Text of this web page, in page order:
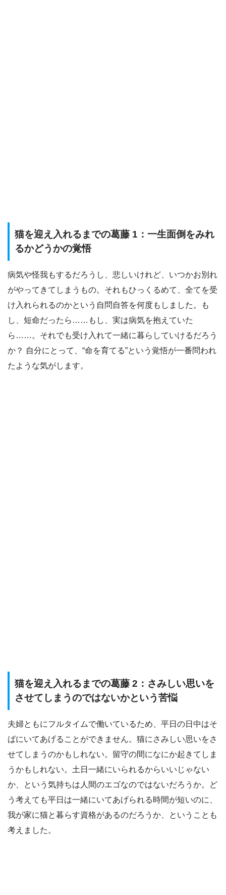
猫を迎え入れるまでの葛藤 1：一生面倒をみれ
るかどうかの覚悟
病気や怪我もするだろうし、悲しいけれど、いつかお別れ
がやってきてしまうもの。それもひっくるめて、全てを受
け入れられるのかという自問自答を何度もしました。も
し、短命だったら……もし、実は病気を抱えていた
ら……。それでも受け入れて一緒に暮らしていけるだろう
か？ 自分にとって、“命を育てる”という覚悟が一番問われ
たような気がします。
猫を迎え入れるまでの葛藤 2：さみしい思いを
させてしまうのではないかという苦悩
夫婦ともにフルタイムで働いているため、平日の日中はそ
ばにいてあげることができません。猫にさみしい思いをさ
せてしまうのかもしれない。留守の間になにか起きてしま
うかもしれない。土日一緒にいられるからいいじゃない
か、という気持ちは人間のエゴなのではないだろうか。ど
う考えても平日は一緒にいてあげられる時間が短いのに、
我が家に猫と暮らす資格があるのだろうか、ということも
考えました。